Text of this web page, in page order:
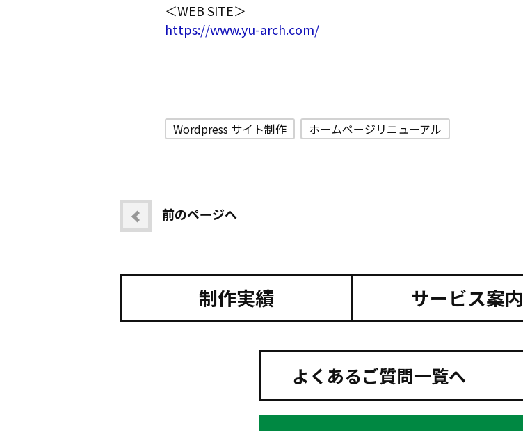
＜WEB SITE＞
https://www.yu-arch.com/
Wordpress サイト制作 ホームページリニューアル
前のページへ
制作実績 サービス案内
よくあるご質問一覧へ